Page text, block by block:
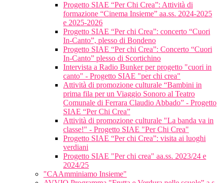
Progetto SIAE “Per Chi Crea”: Attività di
formazione “Cinema Insieme” aa.ss. 2024-2025
e 2025-2026
Progetto SIAE “Per chi Crea”: concerto “Cuori
In-Canto”, plesso di Bondeno
Progetto SIAE “Per chi Crea”: Concerto “Cuori
In-Canto” plesso di Scortichino
Intervista a Radio Bunker per progetto "cuori in
canto" - Progetto SIAE "per chi crea"
Attività di promozione culturale “Bambini in
prima fila per un Viaggio Sonoro al Teatro
Comunale di Ferrara Claudio Abbado” - Progetto
SIAE “Per Chi Crea”
Attività di promozione culturale "La banda va in
classe!" - Progetto SIAE "Per Chi Crea"
Progetto SIAE “Per chi Crea”: visita ai luoghi
verdiani
Progetto SIAE "Per chi crea" aa.ss. 2023/24 e
2024/25
"CAAmminiamo Insieme"